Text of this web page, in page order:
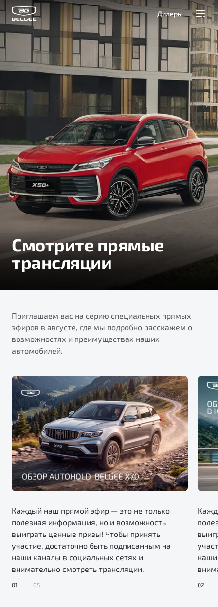
Модели
Покупателям
Владельцам
О Belgee
Служба клиентской поддержки
8 800 511 95 25
Автомобили в наличии
Дилеры
Смотрите прямые
трансляции
Приглашаем вас на серию специальных прямых
эфиров в августе, где мы подробно расскажем о
возможностях и преимуществах наших
автомобилей.
01 05
Каждый наш прямой эфир — это не только
полезная информация, но и возможность
выиграть ценные призы! Чтобы принять
участие, достаточно быть подписанным на
наши каналы в социальных сетях и
внимательно смотреть трансляции.
02
наши